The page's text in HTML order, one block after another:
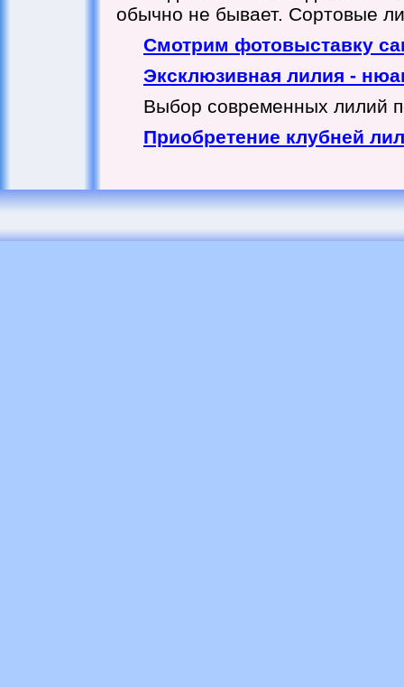
обычно не бывает. Сортовые
Смотрим фотовыставку
Эксклюзивная лилия -
Выбор современных лилий
Приобретение клубней